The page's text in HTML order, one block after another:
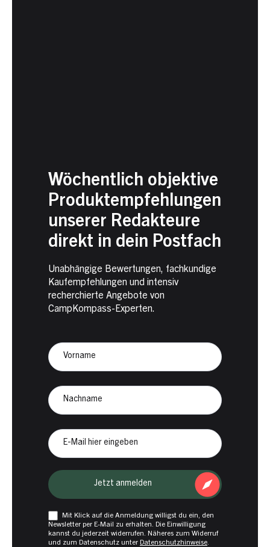
Wöchentlich objektive
Produktempfehlungen
unserer Redakteure
direkt in dein Postfach
Unabhängige Bewertungen, fachkundige
Kaufempfehlungen und intensiv
recherchierte Angebote von
CampKompass-Experten.
CampKompass
Vorname
Nachname
Mail
Jetzt anmelden
Mit Klick auf die Anmeldung willigst du ein, den
Newsletter per E-Mail zu erhalten. Die Einwilligung
kannst du jederzeit widerrufen. Näheres zum Widerruf
und zum Datenschutz unter Datenschutzhinweise.